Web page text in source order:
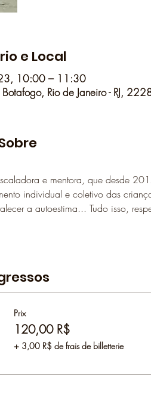
e Local
10:00 – 11:30
Rio de Janeiro - RJ,
e mentora, que desde
individual e coletivo das
a autoestima... Tudo isso,
Prix
120,00 R$
+ 3,00 R$ de frais de billetterie